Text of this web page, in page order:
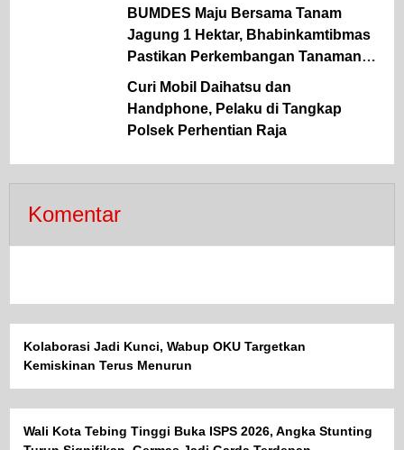
BUMDES Maju Bersama Tanam
Jagung 1 Hektar, Bhabinkamtibmas
Pastikan Perkembangan Tanaman
Baik
Curi Mobil Daihatsu dan
Handphone, Pelaku di Tangkap
Polsek Perhentian Raja
Komentar
Kolaborasi Jadi Kunci, Wabup OKU Targetkan
Kemiskinan Terus Menurun
Wali Kota Tebing Tinggi Buka ISPS 2026, Angka Stunting